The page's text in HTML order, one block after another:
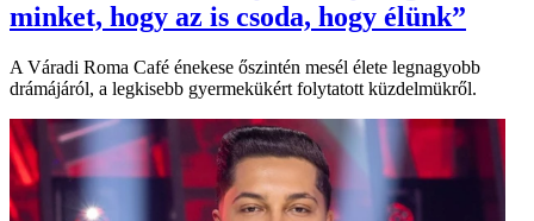
minket, hogy az is csoda, hogy élünk”
A Váradi Roma Café énekese őszintén mesél élete legnagyobb
drámájáról, a legkisebb gyermekükért folytatott küzdelmükről.